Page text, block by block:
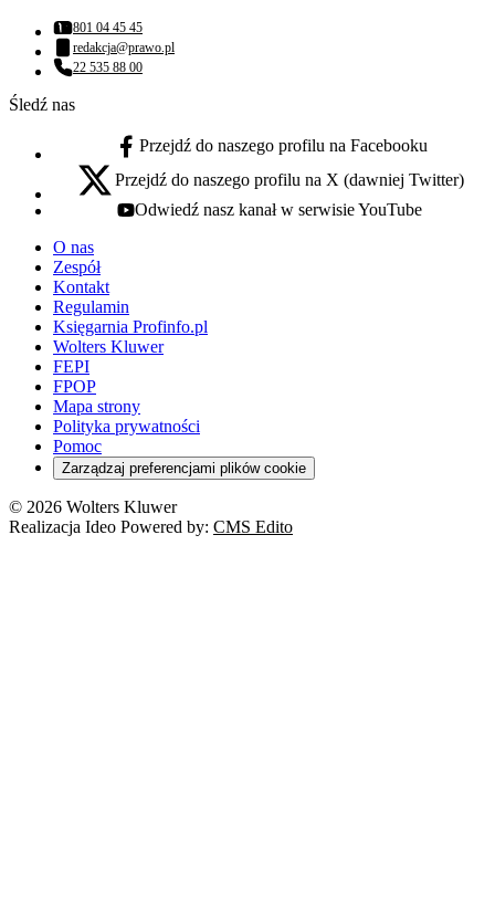
Numer telefonu:
801 04 45 45
Adres email:
redakcja@prawo.pl
Numer telefonu:
22 535 88 00
Śledź nas
facebook - otwiera się w nowej karcie
Przejdź do naszego profilu na Facebooku
x - otwiera się w nowej karcie
Przejdź do naszego profilu na X (dawniej Twitter)
youtube - otwiera się w nowej karcie
Odwiedź nasz kanał w serwisie YouTube
O nas
Zespół
Kontakt
Regulamin
Księgarnia Profinfo.pl
Wolters Kluwer
FEPI
FPOP
Mapa strony
Polityka prywatności
Pomoc
Zarządzaj preferencjami plików cookie
© 2026 Wolters Kluwer
Realizacja Ideo Powered by: CMS Edito